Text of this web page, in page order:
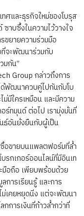
ศและธุรกิจใหม่ของโบรุส
าบซึ้งในความไว้วางใจ
ยายความร่วมมือ
ที่จะพัฒนาร่วมกับ
มกัน”
Group กล่าวถึงการ
ด้พัฒนาควบคู่ไปกันกับโบ
มีใครเหมือน และมีความ
ร์ทมุนด์ ต่อไป เรามุ่งมั่นที่
ธ์อันยั่งยืนกับผู้เป็น
อขายบนแพลตฟอร์มที่ล้ำ
รกเกอร์ออนไลน์ที่มีอินเท
มือถือ เพียบพร้อมด้วย
การเรียนรู้ และการ
ม่เคยหยุดนิ่ง แต่จะพัฒนา
การเงินที่ก้าวล้ำกว่าที่